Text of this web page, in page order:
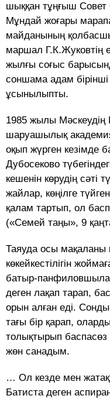
шыққан тұңғыш
Мұндай жоғары
майданының
маршал Г.К.Жуковтің
жылғы соғыс
соншама адам бірінші
ұсынылыпты.
1985 жылы
шаруашылық
оқып жүрген
Дубосеково
кешенін көрудің сәті
жайлар, көңілге
қалам тартып, ол
(«Семей таңы», 9
Таяуда осы мақаланы
көкейкестілігін
батыр-
деген лақап тарап,
орын алған еді.
тағы бір қарап,
толықтырып
жөн санадым.
… Ол кезде мен
Батиста деген